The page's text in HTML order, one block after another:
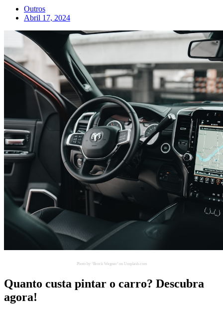
Outros
Abril 17, 2024
Photo by ‘Brock Wegner’ on Unsplash.com
Quanto custa pintar o carro? Descubra
agora!